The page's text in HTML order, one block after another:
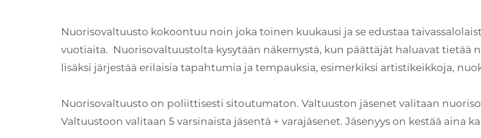
Nuorisovaltuusto kokoontuu noin joka toinen kuukausi ja se edustaa
vuotiaita. Nuorisovaltuustolta kysytään näkemystä, kun päättäjät haluavat tietää
lisäksi järjestää erilaisia tapahtumia ja tempauksia, esimerkiksi artistikeikkoja,
Nuorisovaltuusto on poliittisesti sitoutumaton. Valtuuston jäsenet valitaan
Valtuustoon valitaan 5 varsinaista jäsentä + varajäsenet. Jäsenyys on kestää aina